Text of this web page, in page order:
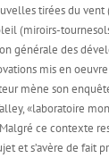
tirées du
(miroirs-
générale des
mis en
mène son
«laboratoire
ce contexte
et s’avère de fait